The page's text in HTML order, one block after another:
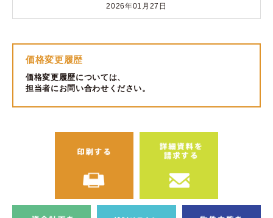
2026年01月27日
価格変更履歴
価格変更履歴については、
担当者にお問い合わせください。